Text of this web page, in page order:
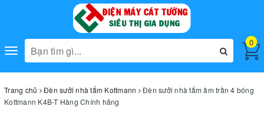
Toggle
navigation
0
Trang chủ Đèn sưởi nhà tắm Kottmann
Đèn sưởi nhà tắm âm trần 4 bóng
Kottmann K4B-T Hàng Chính hãng